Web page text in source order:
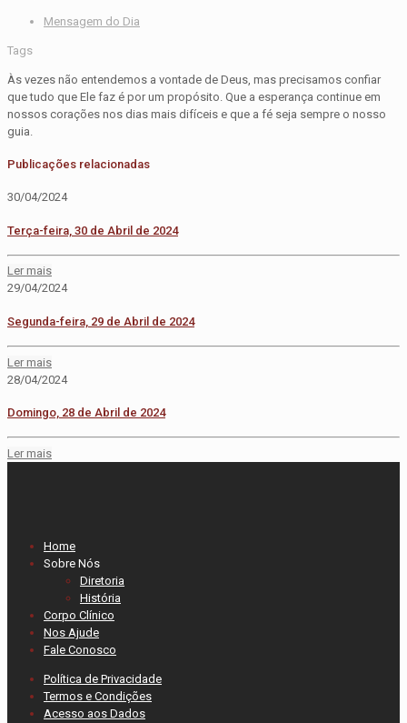
Mensagem do Dia
Tags
Às vezes não entendemos a vontade de Deus, mas precisamos confiar
que tudo que Ele faz é por um propósito. Que a esperança continue em
nossos corações nos dias mais difíceis e que a fé seja sempre o nosso
guia.
Publicações relacionadas
30/04/2024
Terça-feira, 30 de Abril de 2024
Ler mais
29/04/2024
Segunda-feira, 29 de Abril de 2024
Ler mais
28/04/2024
Domingo, 28 de Abril de 2024
Ler mais
Home
Sobre Nós
Diretoria
História
Corpo Clínico
Nos Ajude
Fale Conosco
Política de Privacidade
Termos e Condições
Acesso aos Dados